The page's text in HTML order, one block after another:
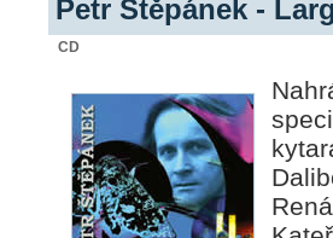
Petr Štěpánek -
CD